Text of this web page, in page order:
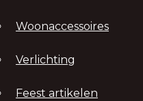
Woonaccessoires
Verlichting
Feest artikelen